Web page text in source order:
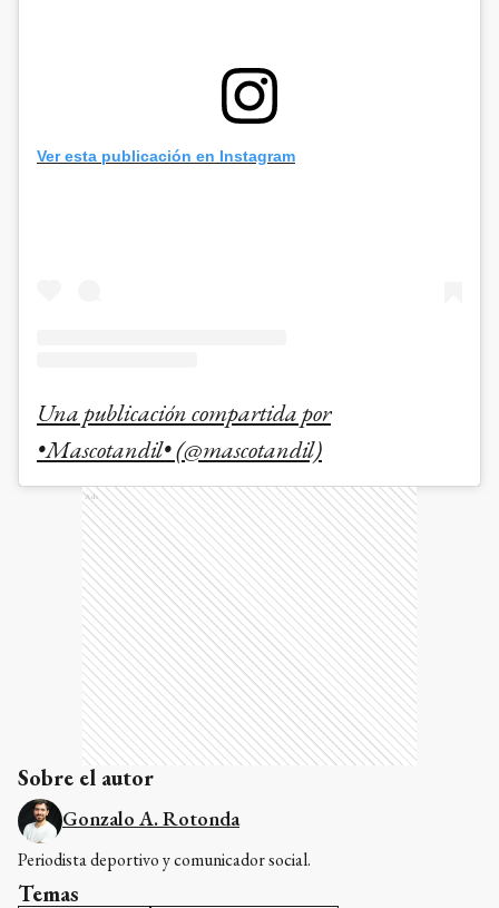
Ver esta publicación en Instagram
Una publicación compartida por
•Mascotandil• (@mascotandil)
Ads
Sobre el autor
Gonzalo A. Rotonda
Periodista deportivo y comunicador social.
Temas